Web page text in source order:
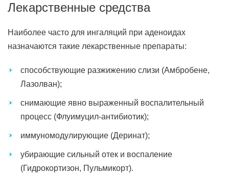
Лекарственные средства
Наиболее часто для ингаляций при аденоидах
назначаются такие лекарственные препараты:
способствующие разжижению слизи (Амбробене,
Лазолван);
снимающие явно выраженный воспалительный
процесс (Флуимуцил-антибиотик);
иммуномодулирующие (Деринат);
убирающие сильный отек и воспаление
(Гидрокортизон, Пульмикорт).